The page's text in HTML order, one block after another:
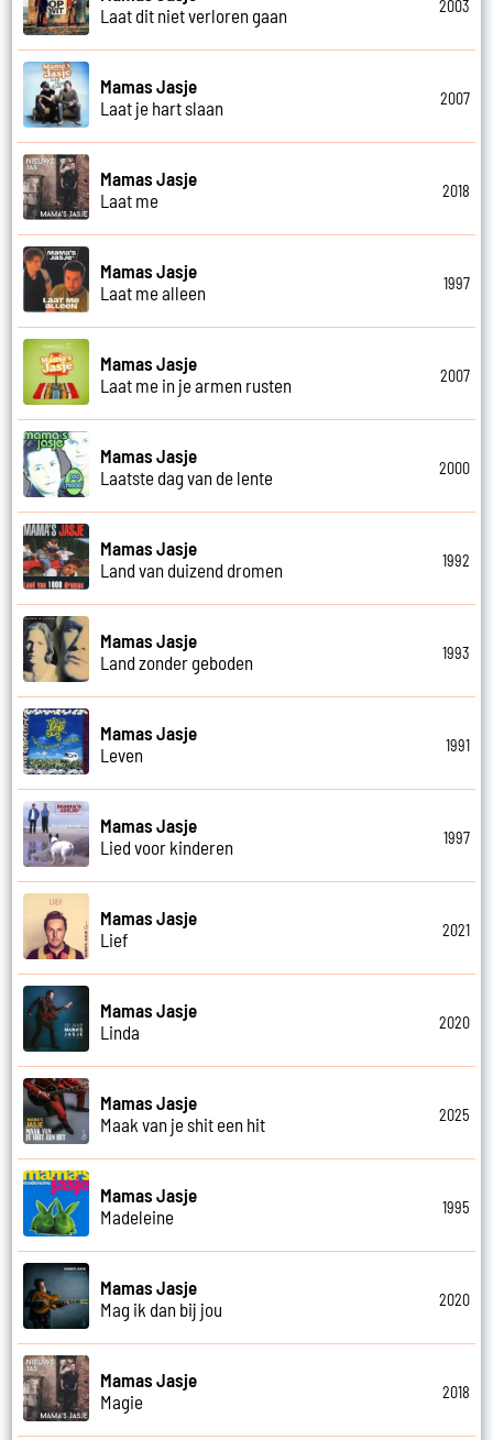
Laat dit niet verloren gaan
2003
Mamas Jasje
Laat je hart slaan
2007
Mamas Jasje
Laat me
2018
Mamas Jasje
Laat me alleen
1997
Mamas Jasje
Laat me in je armen rusten
2007
Mamas Jasje
Laatste dag van de lente
2000
Mamas Jasje
Land van duizend dromen
1992
Mamas Jasje
Land zonder geboden
1993
Mamas Jasje
Leven
1991
Mamas Jasje
Lied voor kinderen
1997
Mamas Jasje
Lief
2021
Mamas Jasje
Linda
2020
Mamas Jasje
Maak van je shit een hit
2025
Mamas Jasje
Madeleine
1995
Mamas Jasje
Mag ik dan bij jou
2020
Mamas Jasje
Magie
2018